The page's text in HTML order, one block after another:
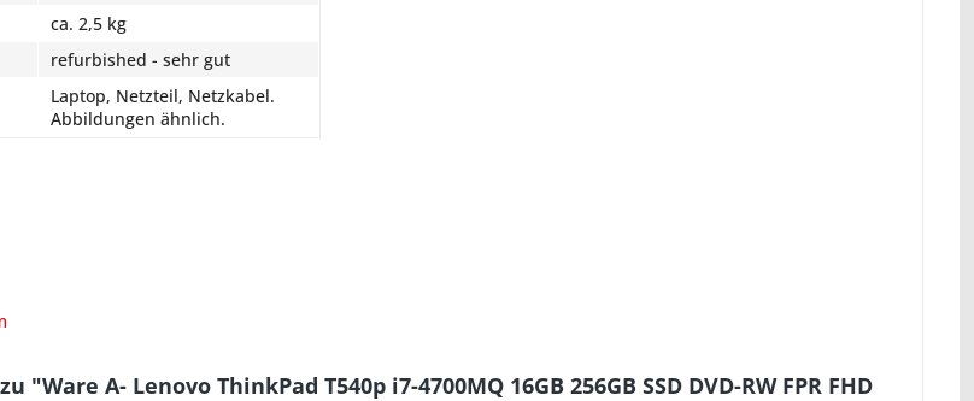
ca. 2,5 kg
refurbished - sehr gut
Laptop, Netzteil, Netzkabel.
Abbildungen ähnlich.
A- Lenovo ThinkPad T540p i7-4700MQ 16GB 256GB SSD DVD-RW FPR FHD